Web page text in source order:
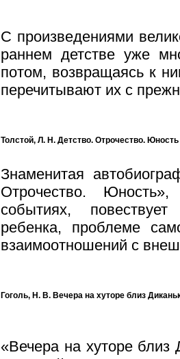
С произведениями
раннем детстве уже
потом, возвращаясь к
перечитывают их с
Толстой, Л. Н. Детство. Отрочество.
Знаменитая
Отрочество.
событиях,
ребенка, проблеме
взаимоотношений с
Гоголь, Н. В. Вечера на хуторе близ
«Вечера на хуторе